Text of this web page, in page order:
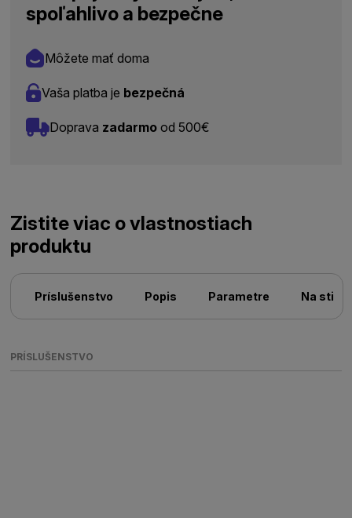
spoľahlivo a bezpečne
Môžete mať doma
Vaša platba je bezpečná
Doprava zadarmo od 500€
Zistite viac o vlastnostiach
produktu
Príslušenstvo Popis Parametre Na
PRÍSLUŠENSTVO